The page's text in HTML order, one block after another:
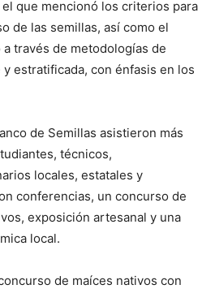
el que mencionó los criterios para
de las semillas, así como el
través de metodologías de
estratificada, con énfasis en los
de Semillas asistieron más
técnicos,
locales, estatales y
conferencias, un concurso de
exposición artesanal y una
local.
de maíces nativos con